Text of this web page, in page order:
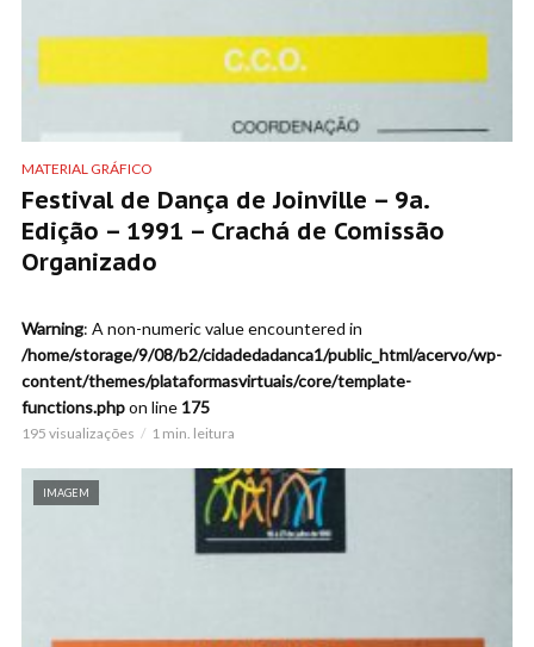
MATERIAL GRÁFICO
Festival de Dança de Joinville – 9a.
Edição – 1991 – Crachá de Comissão
Organizado
Warning: A non-numeric value encountered in
/home/storage/9/08/b2/cidadedadanca1/public_html/acervo/wp-
content/themes/plataformasvirtuais/core/template-
functions.phpon line 175
195 visualizações 1 min. leitura
IMAGEM